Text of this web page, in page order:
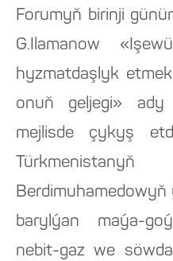
Forumyň birinji
G.Ilamanow
hyzmatdaşlyk
onuň geljegi» ady
mejlisde çykyş
barylýan maýa-
nebit-gaz we